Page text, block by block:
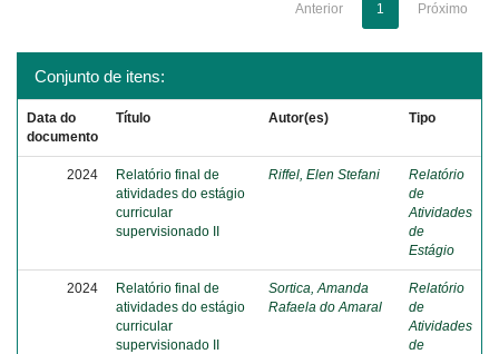
Anterior 1 Próximo
Conjunto de itens:
Data do
documento
Título Autor(es) Tipo
2024
Relatório final de
atividades do estágio
curricular
supervisionado II
Riffel, Elen Stefani
Relatório
de
Atividades
de
Estágio
2024
Relatório final de
atividades do estágio
curricular
supervisionado II
Sortica, Amanda
Rafaela do Amaral
Relatório
de
Atividades
de